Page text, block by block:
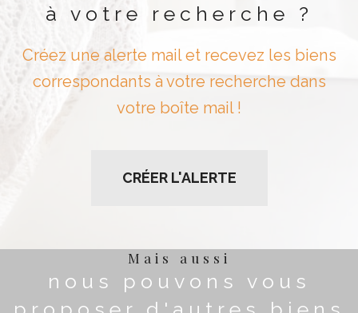
à votre recherche ?
Créez une alerte mail et recevez les biens
correspondants à votre recherche dans
votre boîte mail !
CRÉER L'ALERTE
Mais aussi
nous pouvons vous